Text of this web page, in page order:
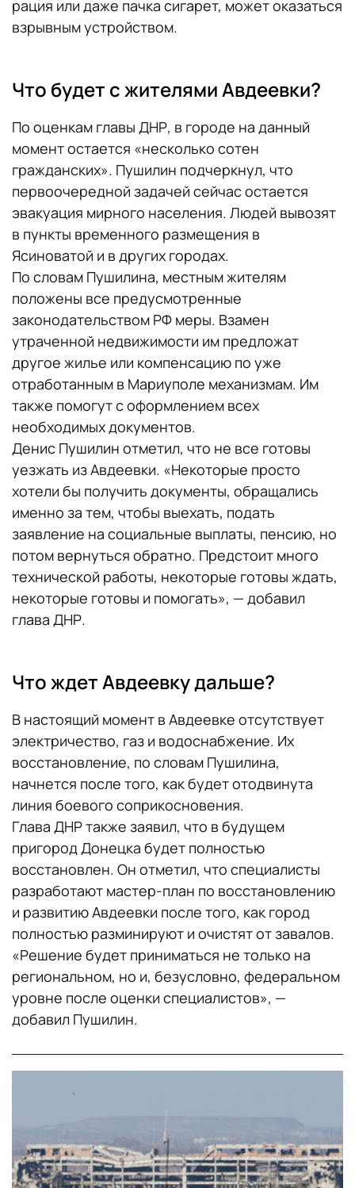
рация или даже пачка сигарет, может оказаться
взрывным устройством.
Что будет с жителями Авдеевки?
По оценкам главы ДНР, в городе на данный
момент остается «несколько сотен
гражданских». Пушилин подчеркнул, что
первоочередной задачей сейчас остается
эвакуация мирного населения. Людей вывозят
в пункты временного размещения в
Ясиноватой и в других городах.
По словам Пушилина, местным жителям
положены все предусмотренные
законодательством РФ меры. Взамен
утраченной недвижимости им предложат
другое жилье или компенсацию по уже
отработанным в Мариуполе механизмам. Им
также помогут с оформлением всех
необходимых документов.
Денис Пушилин отметил, что не все готовы
уезжать из Авдеевки. «Некоторые просто
хотели бы получить документы, обращались
именно за тем, чтобы выехать, подать
заявление на социальные выплаты, пенсию, но
потом вернуться обратно. Предстоит много
технической работы, некоторые готовы ждать,
некоторые готовы и помогать», — добавил
глава ДНР.
Что ждет Авдеевку дальше?
В настоящий момент в Авдеевке отсутствует
электричество, газ и водоснабжение. Их
восстановление, по словам Пушилина,
начнется после того, как будет отодвинута
линия боевого соприкосновения.
Глава ДНР также заявил, что в будущем
пригород Донецка будет полностью
восстановлен. Он отметил, что специалисты
разработают мастер-план по восстановлению
и развитию Авдеевки после того, как город
полностью разминируют и очистят от завалов.
«Решение будет приниматься не только на
региональном, но и, безусловно, федеральном
уровне после оценки специалистов», —
добавил Пушилин.